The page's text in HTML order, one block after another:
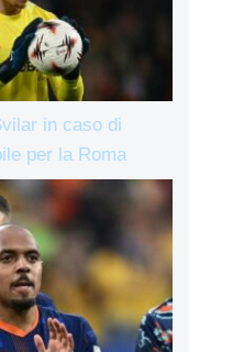
in caso di
per la Roma